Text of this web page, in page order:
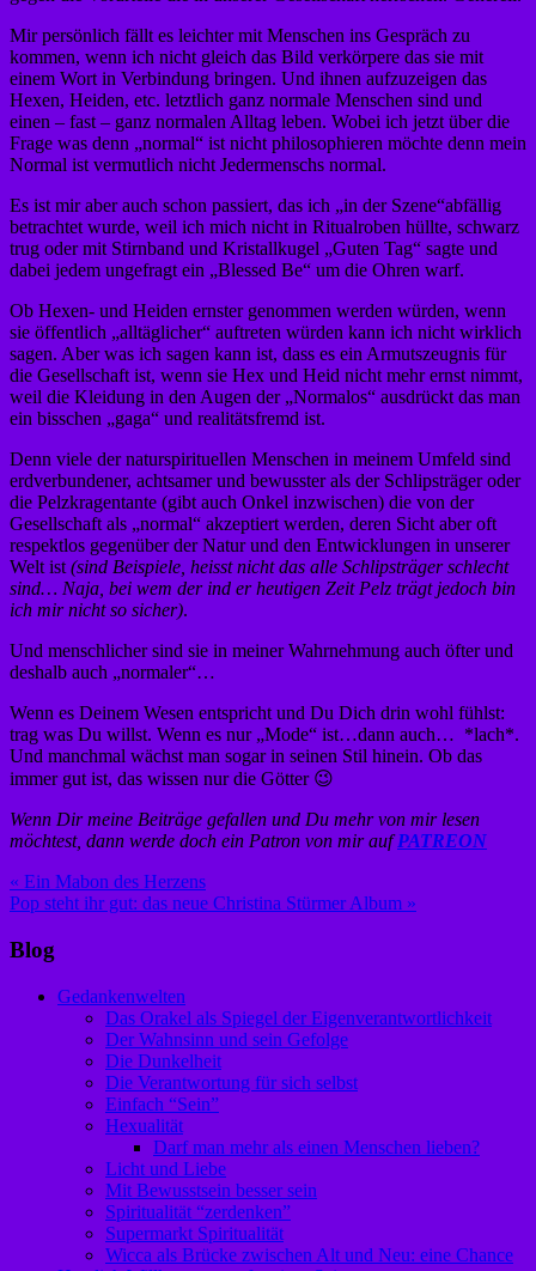
Mir persönlich fällt es leichter mit Menschen ins Gespräch zu
kommen, wenn ich nicht gleich das Bild verkörpere das sie mit
einem Wort in Verbindung bringen. Und ihnen aufzuzeigen das
Hexen, Heiden, etc. letztlich ganz normale Menschen sind und
einen – fast – ganz normalen Alltag leben. Wobei ich jetzt über die
Frage was denn „normal“ ist nicht philosophieren möchte denn mein
Normal ist vermutlich nicht Jedermenschs normal.
Es ist mir aber auch schon passiert, das ich „in der Szene“abfällig
betrachtet wurde, weil ich mich nicht in Ritualroben hüllte, schwarz
trug oder mit Stirnband und Kristallkugel „Guten Tag“ sagte und
dabei jedem ungefragt ein „Blessed Be“ um die Ohren warf.
Ob Hexen- und Heiden ernster genommen werden würden, wenn
sie öffentlich „alltäglicher“ auftreten würden kann ich nicht wirklich
sagen. Aber was ich sagen kann ist, dass es ein Armutszeugnis für
die Gesellschaft ist, wenn sie Hex und Heid nicht mehr ernst nimmt,
weil die Kleidung in den Augen der „Normalos“ ausdrückt das man
ein bisschen „gaga“ und realitätsfremd ist.
Denn viele der naturspirituellen Menschen in meinem Umfeld sind
erdverbundener, achtsamer und bewusster als der Schlipsträger oder
die Pelzkragentante (gibt auch Onkel inzwischen) die von der
Gesellschaft als „normal“ akzeptiert werden, deren Sicht aber oft
respektlos gegenüber der Natur und den Entwicklungen in unserer
Welt ist(sind Beispiele, heisst nicht das alle Schlipsträger schlecht
sind… Naja, bei wem der ind er heutigen Zeit Pelz trägt jedoch bin
ich mir nicht so sicher).
Und menschlicher sind sie in meiner Wahrnehmung auch öfter und
deshalb auch „normaler“…
Wenn es Deinem Wesen entspricht und Du Dich drin wohl fühlst:
trag was Du willst. Wenn es nur „Mode“ ist…dann auch… *lach*.
Und manchmal wächst man sogar in seinen Stil hinein. Ob das
immer gut ist, das wissen nur die Götter 😉
Wenn Dir meine Beiträge gefallen und Du mehr von mir lesen
möchtest, dann werde doch ein Patron von mir aufPATREON
Beitragsnavigation
« Ein Mabon des Herzens
Pop steht ihr gut: das neue Christina Stürmer Album »
Blog
Gedankenwelten
Das Orakel als Spiegel der Eigenverantwortlichkeit
Der Wahnsinn und sein Gefolge
Die Dunkelheit
Die Verantwortung für sich selbst
Einfach “Sein”
Hexualität
Darf man mehr als einen Menschen lieben?
Licht und Liebe
Mit Bewusstsein besser sein
Spiritualität “zerdenken”
Supermarkt Spiritualität
Wicca als Brücke zwischen Alt und Neu: eine Chance